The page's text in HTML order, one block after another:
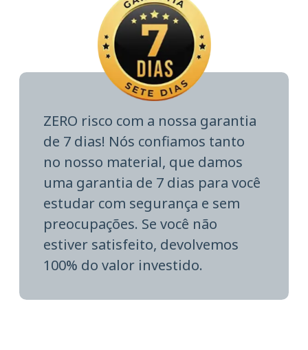
ZERO risco com a nossa garantia
de 7 dias! Nós confiamos tanto
no nosso material, que damos
uma garantia de 7 dias para você
estudar com segurança e sem
preocupações. Se você não
estiver satisfeito, devolvemos
100% do valor investido.